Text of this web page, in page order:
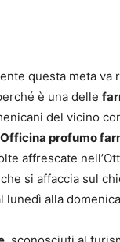
questa meta
è una delle
del vicino
Officina profumo
affrescate
che si affaccia sul
lunedì alla